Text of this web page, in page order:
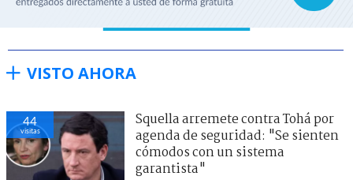
VISTO AHORA
44
visitas
Squella arremete contra Tohá por
agenda de seguridad: "Se sienten
cómodos con un sistema
garantista"